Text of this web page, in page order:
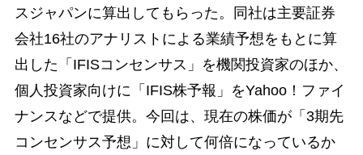
スジャパンに算出してもらった。同社は主要証券
会社16社のアナリストによる業績予想をもとに算
出した「IFISコンセンサス」を機関投資家のほか、
個人投資家向けに「IFIS株予報」をYahoo！ファイ
ナンスなどで提供。今回は、現在の株価が「3期先
コンセンサス予想」に対して何倍になっているか